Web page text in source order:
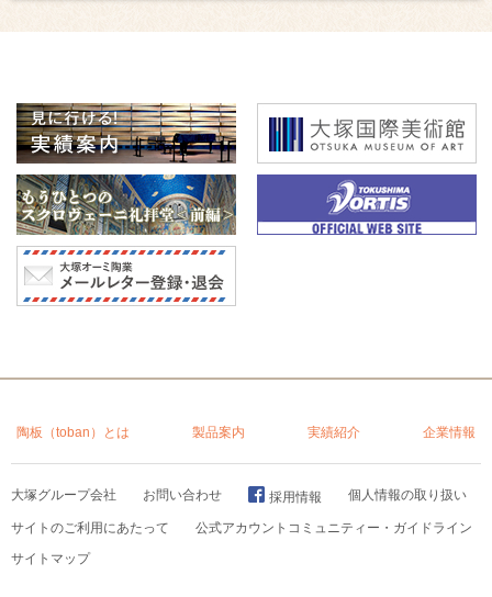
陶板（toban）とは 製品案内 実績紹介 企業情報
大塚グループ会社 お問い合わせ 採用情報 個人情報の取り扱い
サイトのご利用にあたって
公式アカウントコミュニティー・ガイドライン
サイトマップ